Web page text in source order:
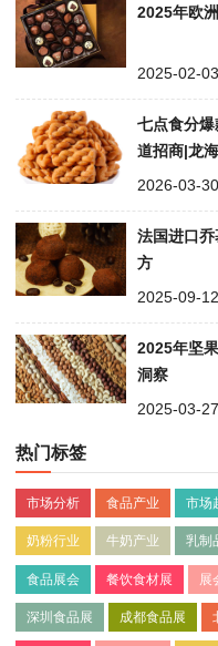
2025年欧
2025-02-03
七点食分
道招商|龙
2026-03-30
法国进口
方
2025-09-12
2025年坚
洞察
2025-03-27
热门标签
市场分析 食品产业 市场
奶粉行业 牛奶产业 乳制
食品展会 餐饮食材展 展
深圳食品展 成都食品展